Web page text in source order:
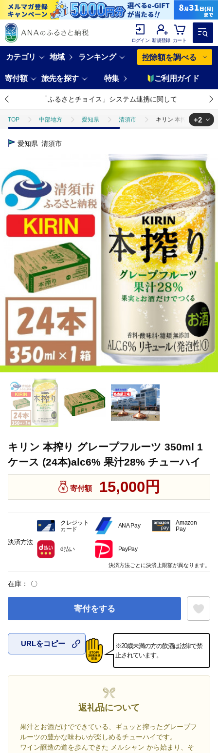
ログイン 新規登録 カート
カテゴリ 地域 ランキング 控除額を調べる
寄付額 旅先を探す 特集 ご利用ガイド
「ふるさとチョイス」システム連携に関して
TOP 中部地方 愛知県 清須市 キリン 本搾り グレー
TOP
キリン 本搾り グレープフルーツ 350ml
+2
愛知県 清須市
キリン 本搾り グレープフルーツ 350ml 1
ケース (24本)alc6% 果汁28% チューハイ
寄付額 15,000円
在庫： 〇
寄付をする
お気に入
URLをコピー
※20歳未満の方の飲酒は法律で禁
止されています。
返礼品について
果汁とお酒だけでできている、ギュッと搾ったグレープフ
ルーツの豊かな味わいが楽しめるチューハイです。
ワイン醸造の道を歩んできた メルシャン から始まり、そ
決済方法
クレジット
カード
ANA Pay
Amazon
Pay
d払い PayPay
決済方法ごとに決済上限額が異なります。